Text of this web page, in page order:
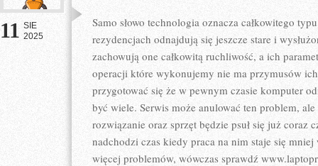
11 SIE
2025
Samo słowo technologia oznacza całkowitego
rezydencjach odnajdują się jeszcze stare i
zachowują one całkowitą ruchliwość, a ich
operacji które wykonujemy nie ma przymusów
przygotować się że w pewnym czasie komputer
być wiele. Serwis może anulować ten problem,
rozwiązanie oraz sprzęt będzie psuł się już coraz
nadchodzi czas kiedy praca na nim staje się
więcej problemów, wówczas sprawdź